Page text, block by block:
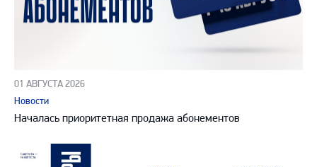
01 АВГУСТА 2026
Новости
Началась приоритетная продажа абонементов